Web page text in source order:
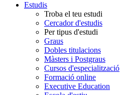
Estudis
Troba el teu estudi
Cercador d'estudis
Per tipus d'estudi
Graus
Dobles titulacions
Màsters i Postgraus
Cursos d'especialització
Formació online
Executive Education